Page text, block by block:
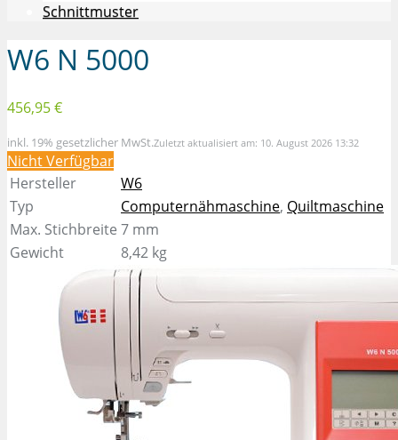
Schnittmuster
W6 N 5000
456,95 €
inkl. 19% gesetzlicher MwSt.Zuletzt aktualisiert am: 10. August 2026 13:32
Nicht Verfügbar
Hersteller
W6
Typ
Computernähmaschine, Quiltmaschine
Max. Stichbreite 7 mm
Gewicht
8,42 kg